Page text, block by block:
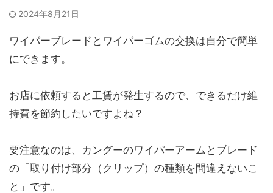
2024年8月21日
ワイパーブレードとワイパーゴムの交換は自分で簡単
にできます。
お店に依頼すると工賃が発生するので、できるだけ維
持費を節約したいですよね？
要注意なのは、カングーのワイパーアームとブレード
の「取り付け部分（クリップ）の種類を間違えないこ
と」です。